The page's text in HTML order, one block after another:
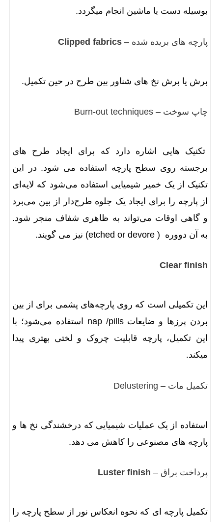
بوسیله دست یا ماشین انجام میگردد.
پارچه های بریده شده – Clipped fabrics
برش یا برش نخ های شناور بین طرح در حین تکمیل.
چاپ سوخت – Burn-out techniques
تکنیک هایی اشاره دارد که برای ایجاد طرح های
برجسته روی سطح پارچه استفاده می شود. در این
تکنیک از یک خمیر شیمیایی استفاده می‌شود که لایه‌ای
از پارچه را برای ایجاد یک جلوه طرح‌دار از بین می‌برد
و گاهی اوقات می‌تواند به ظاهری شفاف منجر شود.
به آن دووره ( etched or devore) نیز می گویند.
Clear finish
این تکمیلی است که روی پارچه‌های پشمی برای از بین
بردن پرزها و ضایعات nap /pills استفاده می‌شود؛ با
این تکمیل، پارچه قابلیت چروک و لختی بهتری پیدا
میکند.
تکمیل مات – Delustering
استفاده از یک عملیات شیمیایی که درخشندگی نخ ها و
پارچه های مصنوعی را کاهش می دهد.
پرداخت براق – Luster finish
تکمیل پارچه ای که نحوه انعکاس نور از سطح پارچه را